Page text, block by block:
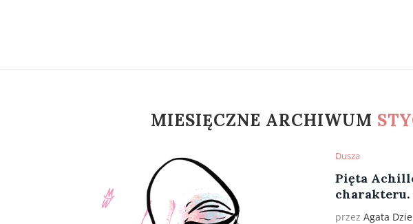
MIESIĘCZNE ARCHIWUM
Dusza
Pięta
charakteru.
przez Agata